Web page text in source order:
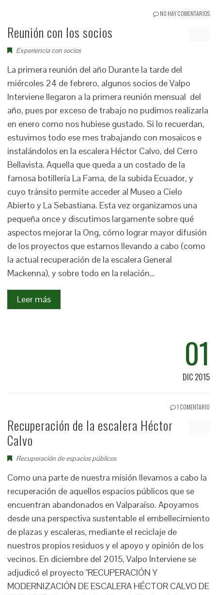
NO HAY COMENTARIOS
Reunión con los socios
Experiencia con socios
La primera reunión del año Durante la tarde del
miércoles 24 de febrero, algunos socios de Valpo
Interviene llegaron a la primera reunión mensual del
año, pues por exceso de trabajo no pudimos realizarla
en enero como nos hubiese gustado. Si lo recuerdan,
estuvimos todo ese mes trabajando con mosaicos e
instalándolos en la escalera Héctor Calvo, del Cerro
Bellavista. Aquella que queda a un costado de la
famosa botillería La Fama, de la subida Ecuador, y
cuyo tránsito permite acceder al Museo a Cielo
Abierto y La Sebastiana. Esta vez organizamos una
pequeña once y discutimos largamente sobre qué
aspectos mejorar la Ong, cómo lograr mayor difusión
de los proyectos que estamos llevando a cabo (como
la actual recuperación de la escalera General
Mackenna), y sobre todo en la relación…
Leer más
01
DIC 2015
1 COMENTARIO
Recuperación de la escalera Héctor
Calvo
Recuperación de espacios públicos
Como una parte de nuestra misión llevamos a cabo la
recuperación de aquellos espacios públicos que se
encuentran abandonados en Valparaíso. Apoyamos
desde una perspectiva sustentable el embellecimiento
de plazas y escaleras, mediante el reciclaje de
nuestros propios residuos y el apoyo y opinión de los
vecinos. En diciembre del 2015, Valpo Interviene se
adjudicó el proyecto "RECUPERACIÓN Y
MODERNIZACIÓN DE ESCALERA HÉCTOR CALVO DE